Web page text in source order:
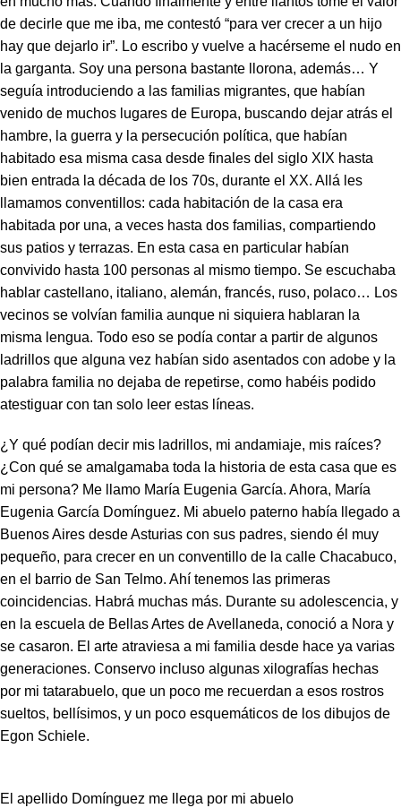
de decirle que me iba, me contestó “para ver crecer a un hijo
hay que dejarlo ir”. Lo escribo y vuelve a hacérseme el nudo en
la garganta. Soy una persona bastante llorona, además… Y
seguía introduciendo a las familias migrantes, que habían
venido de muchos lugares de Europa, buscando dejar atrás el
hambre, la guerra y la persecución política, que habían
habitado esa misma casa desde finales del siglo XIX hasta
bien entrada la década de los 70s, durante el XX. Allá les
llamamos conventillos: cada habitación de la casa era
habitada por una, a veces hasta dos familias, compartiendo
sus patios y terrazas. En esta casa en particular habían
convivido hasta 100 personas al mismo tiempo. Se escuchaba
hablar castellano, italiano, alemán, francés, ruso, polaco… Los
vecinos se volvían familia aunque ni siquiera hablaran la
misma lengua. Todo eso se podía contar a partir de algunos
ladrillos que alguna vez habían sido asentados con adobe y la
palabra familia no dejaba de repetirse, como habéis podido
atestiguar con tan solo leer estas líneas.
¿Y qué podían decir mis ladrillos, mi andamiaje, mis raíces?
¿Con qué se amalgamaba toda la historia de esta casa que es
mi persona? Me llamo María Eugenia García. Ahora, María
Eugenia García Domínguez. Mi abuelo paterno había llegado a
Buenos Aires desde Asturias con sus padres, siendo él muy
pequeño, para crecer en un conventillo de la calle Chacabuco,
en el barrio de San Telmo. Ahí tenemos las primeras
coincidencias. Habrá muchas más. Durante su adolescencia, y
en la escuela de Bellas Artes de Avellaneda, conoció a Nora y
se casaron. El arte atraviesa a mi familia desde hace ya varias
generaciones. Conservo incluso algunas xilografías hechas
por mi tatarabuelo, que un poco me recuerdan a esos rostros
sueltos, bellísimos, y un poco esquemáticos de los dibujos de
Egon Schiele.
El apellido Domínguez me llega por mi abuelo